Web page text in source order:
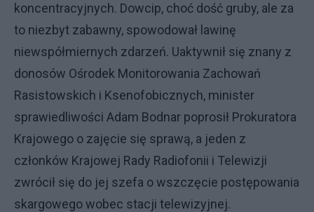
koncentracyjnych. Dowcip, choć dość gruby, ale za
to niezbyt zabawny, spowodował lawinę
niewspółmiernych zdarzeń. Uaktywnił się znany z
donosów Ośrodek Monitorowania Zachowań
Rasistowskich i Ksenofobicznych, minister
sprawiedliwości Adam Bodnar poprosił Prokuratora
Krajowego o zajęcie się sprawą, a jeden z
członków Krajowej Rady Radiofonii i Telewizji
zwrócił się do jej szefa o wszczęcie postępowania
skargowego wobec stacji telewizyjnej.